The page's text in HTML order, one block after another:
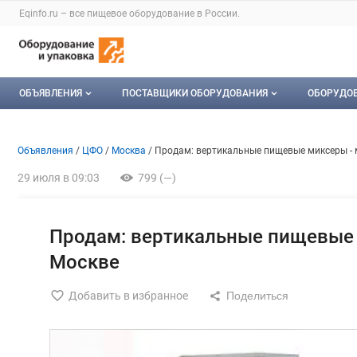
Раздел навигации по сайту eqinfo.ru
Eqinfo.ru – все пищевое оборудование в России.
Авторизация и меню пользователя
Навигация по разделам сайта eqinfo.ru
ОБЪЯВЛЕНИЯ ПОСТАВЩИКИ ОБОРУДОВАНИЯ
Объявление: Продам:
Информация о объявлении
Навигация и управление
Объявления ЦФО Москва Продам: вертикальные пищевые миксеры -
29 июля в 09:03 799 (—)
Продам: вертикальные
Москве
Добавить в избранное